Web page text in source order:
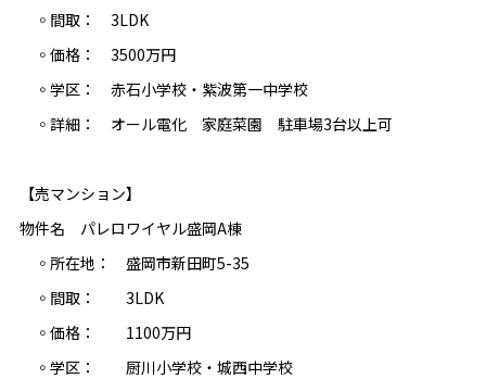
◦間取： 3LDK
◦価格： 3500万円
◦学区： 赤石小学校・紫波第一中学校
◦詳細： オール電化 家庭菜園 駐車場3台以上可
【売マンション】
物件名 パレロワイヤル盛岡A棟
◦所在地： 盛岡市新田町5-35
◦間取： 3LDK
◦価格： 1100万円
◦学区： 厨川小学校・城西中学校